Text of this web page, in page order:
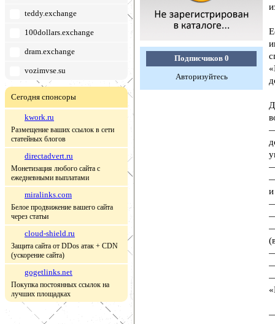
teddy.exchange
100dollars.exchange
dram.exchange
vozimvse.su
Сегодня спонсоры
kwork.ru
Размещение ваших ссылок в сети
статейных блогов
directadvert.ru
Монетизация любого сайта с
ежедневными выплатами
miralinks.com
Белое продвижение вашего сайта
через статьи
cloud-shield.ru
Защита сайта от DDos атак + CDN
(ускорение сайта)
gogetlinks.net
Покупка постоянных ссылок на
лучших площадках
Подписчиков 0
Авторизуйтесь